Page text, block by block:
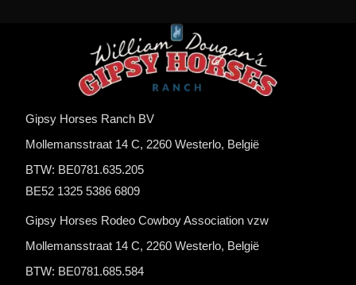
Gipsy Horses Ranch BV
Mollemansstraat 14 C, 2260 Westerlo, België
BTW: BE0781.635.205
BE52 1325 5386 6809
Gipsy Horses Rodeo Cowboy Association vzw
Mollemansstraat 14 C, 2260 Westerlo, België
BTW: BE0781.685.584